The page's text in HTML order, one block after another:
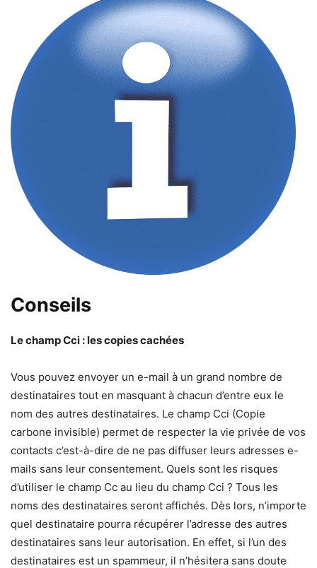
Conseils
Le champ Cci : les copies cachées
Vous pouvez envoyer un e-mail à un grand nombre de
destinataires tout en masquant à chacun d’entre eux le
nom des autres destinataires. Le champ Cci (Copie
carbone invisible) permet de respecter la vie privée de vos
contacts c’est-à-dire de ne pas diffuser leurs adresses e-
mails sans leur consentement. Quels sont les risques
d’utiliser le champ Cc au lieu du champ Cci ? Tous les
noms des destinataires seront affichés. Dès lors, n’importe
quel destinataire pourra récupérer l’adresse des autres
destinataires sans leur autorisation. En effet, si l’un des
destinataires est un spammeur, il n’hésitera sans doute